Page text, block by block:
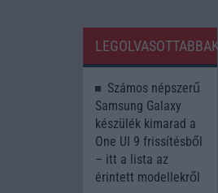
LEGOLVASOTTABBAK
Számos népszerű
Samsung Galaxy
készülék kimarad a
One UI 9 frissítésből
– itt a lista az
érintett modellekről